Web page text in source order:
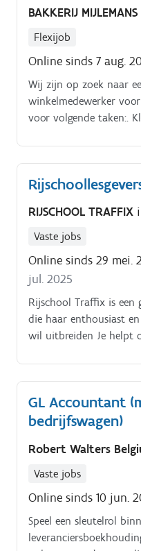
BAKKERIJ MIJLEMANS
Flexijob
Online sinds 7 aug.
Wij zijn op zoek naar
winkelmedewerker
voor volgende taken:.
rekken Onderhoud
bakkerij.
RIJSCHOOL TRAFFIX
Vaste jobs
Online sinds 29 mei.
jul. 2025
Rijschool Traffix is een
die haar enthousiast en
wil uitbreiden Je helpt
www.edulogia.be/
bij Traffix: https://
GL Accountant
bedrijfswagen)
Robert Walters
Vaste jobs
Online sinds 10 jun.
Speel een sleutelrol